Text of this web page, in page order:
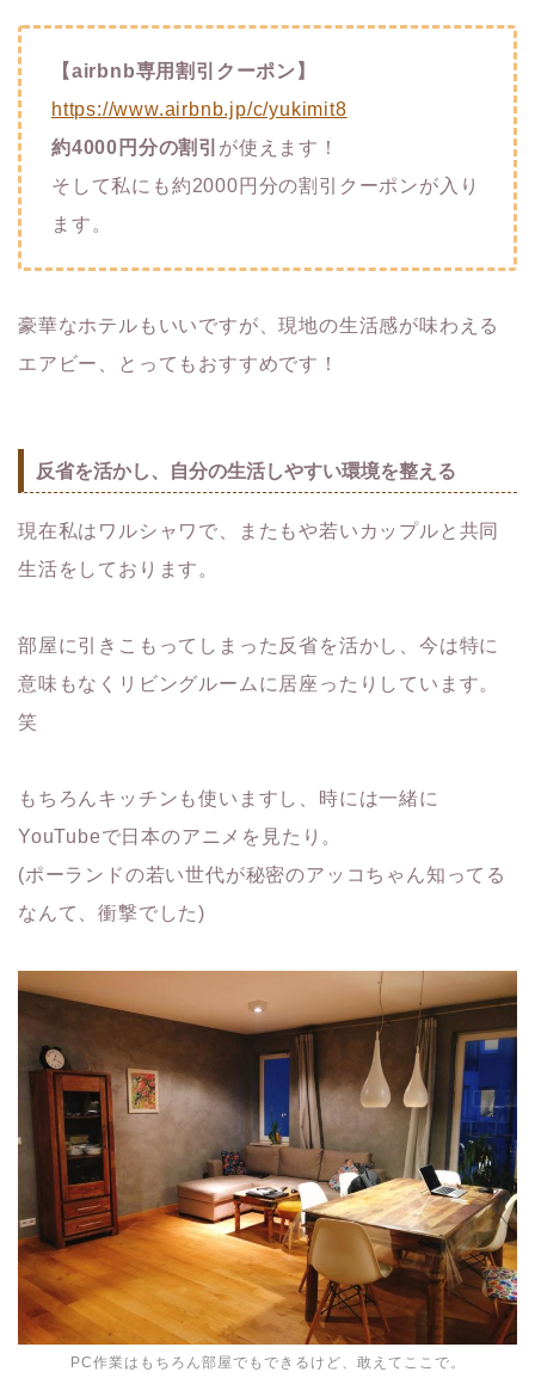
【airbnb専用割引クーポン】
https://www.airbnb.jp/c/yukimit8
約4000円分の割引 が使えます！
そして私にも約2000円分の割引クーポンが入り
ます。
豪華なホテルもいいですが、現地の生活感が味わえる
エアビー、とってもおすすめです！
反省を活かし、自分の生活しやすい環境を整える
現在私はワルシャワで、またもや若いカップルと共同
生活をしております。
部屋に引きこもってしまった反省を活かし、今は特に
意味もなくリビングルームに居座ったりしています。
笑
もちろんキッチンも使いますし、時には一緒に
YouTubeで日本のアニメを見たり。
(ポーランドの若い世代が秘密のアッコちゃん知ってる
なんて、衝撃でした)
PC作業はもちろん部屋でもできるけど、敢えてここで。